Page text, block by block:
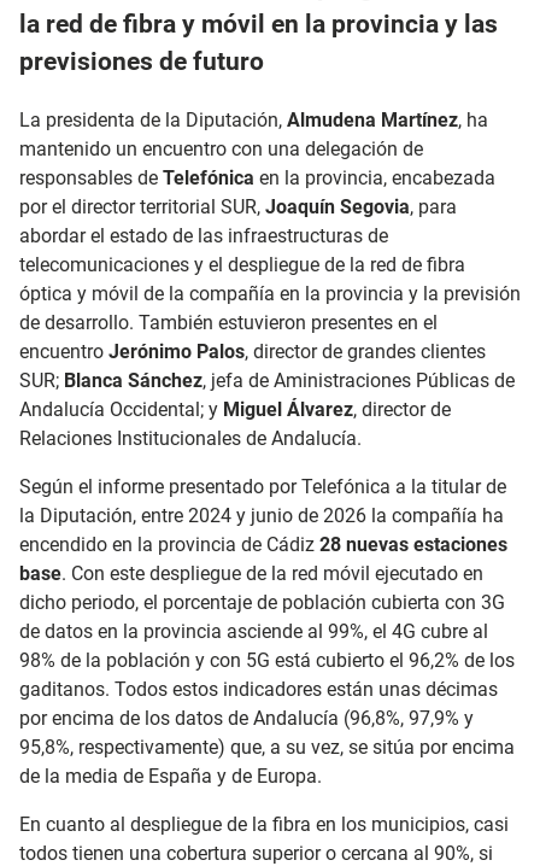
la red de fibra y móvil en la provincia y las
previsiones de futuro
La presidenta de la Diputación, Almudena Martínez, ha
mantenido un encuentro con una delegación de
responsables de Telefónica en la provincia, encabezada
por el director territorial SUR, Joaquín Segovia, para
abordar el estado de las infraestructuras de
telecomunicaciones y el despliegue de la red de fibra
óptica y móvil de la compañía en la provincia y la previsión
de desarrollo. También estuvieron presentes en el
encuentro Jerónimo Palos, director de grandes clientes
SUR; Blanca Sánchez, jefa de Aministraciones Públicas de
Andalucía Occidental; y Miguel Álvarez, director de
Relaciones Institucionales de Andalucía.
Según el informe presentado por Telefónica a la titular de
la Diputación, entre 2024 y junio de 2026 la compañía ha
encendido en la provincia de Cádiz 28 nuevas estaciones
base. Con este despliegue de la red móvil ejecutado en
dicho periodo, el porcentaje de población cubierta con 3G
de datos en la provincia asciende al 99%, el 4G cubre al
98% de la población y con 5G está cubierto el 96,2% de los
gaditanos. Todos estos indicadores están unas décimas
por encima de los datos de Andalucía (96,8%, 97,9% y
95,8%, respectivamente) que, a su vez, se sitúa por encima
de la media de España y de Europa.
En cuanto al despliegue de la fibra en los municipios, casi
todos tienen una cobertura superior o cercana al 90%, si